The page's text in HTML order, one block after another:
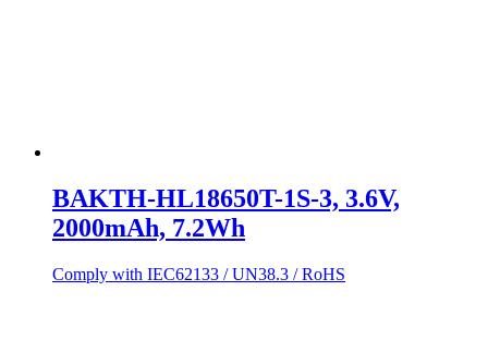
BAKTH-HL18650T-1S-3, 3.6V,
2000mAh, 7.2Wh
Comply with IEC62133 / UN38.3 / RoHS